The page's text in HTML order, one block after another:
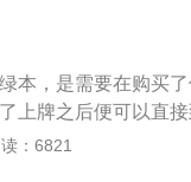
险保单：车辆过户时
清楚商业险还是交
像，需要看清楚上
口本”。2、办理：
。机动车所有人为
，不能委托他人代
不能到场补领《机动
本，是需要在购买
上牌之后便可以直
看看自己的车辆手续
：6821